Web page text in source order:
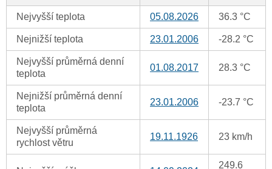
Nejvyšší teplota 05.08.2026 36.3 °C
Nejnižší teplota 23.01.2006 -28.2 °C
Nejvyšší průměrná denní
teplota
01.08.2017 28.3 °C
Nejnižší průměrná denní
teplota
23.01.2006 -23.7 °C
Nejvyšší průměrná
rychlost větru
19.11.1926 23 km/h
249.6